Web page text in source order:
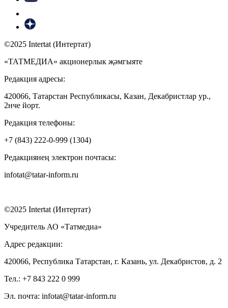
©2025 Intertat (Интертат)
«ТАТМЕДИА» акционерлык җәмгыяте
Редакция адресы:
420066, Татарстан Республикасы, Казан, Декабристлар ур.,
2нче йорт.
Редакция телефоны:
+7 (843) 222-0-999 (1304)
Редакциянең электрон почтасы:
infotat@tatar-inform.ru
©2025 Intertat (Интертат)
Учредитель АО «Татмедиа»
Адрес редакции:
420066, Республика Татарстан, г. Казань, ул. Декабристов, д. 2
Тел.: +7 843 222 0 999
Эл. почта: infotat@tatar-inform.ru